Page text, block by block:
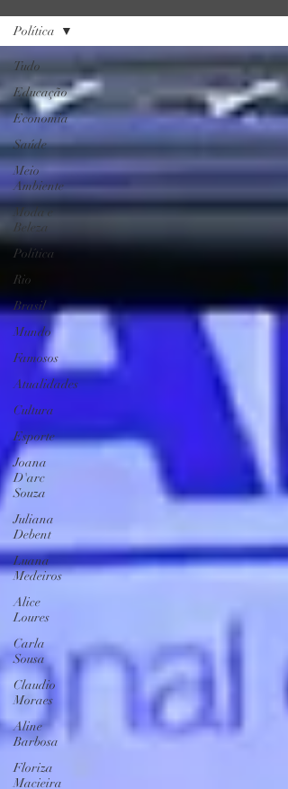
Tudo
Educação
Economia
Saúde
Meio
Ambiente
Moda e
Beleza
Política
Rio
Brasil
Mundo
Famosos
Atualidades
Cultura
Esporte
Joana
D'arc
Souza
Juliana
Debent
Luana
Medeiros
Alice
Loures
Carla
Sousa
Claudio
Moraes
Aline
Barbosa
Floriza
Macieira
Política